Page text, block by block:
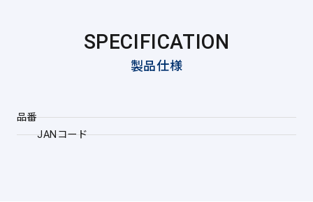
SPECIFICATION
製品仕様
品番
JANコード